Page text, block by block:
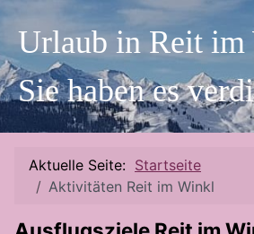
Urlaub in Reit
Sie haben es
Aktuelle Seite: Startseite
Aktivitäten Reit im Winkl